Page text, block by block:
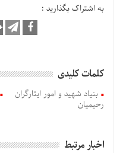
به اشتراک بگذارید :
کلمات کلیدی
بنیاد شهید و امور ایثارگران
رحیمیان
اخبار مرتبط